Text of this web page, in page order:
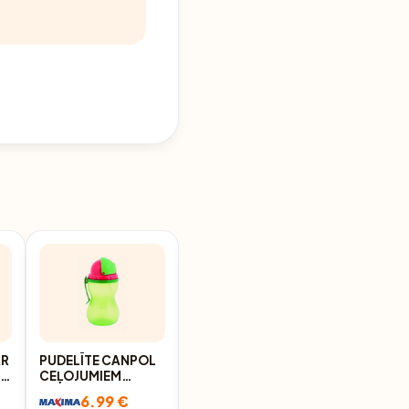
PUDELĪTE CANPOL
CEĻOJUMIEM
6.99 €